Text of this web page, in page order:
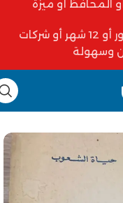
أو المحافظ أو ميزة
أو التقسيط من البنك الأهلي 6 شهور أو 12 شهر أو شركات
وسهولة